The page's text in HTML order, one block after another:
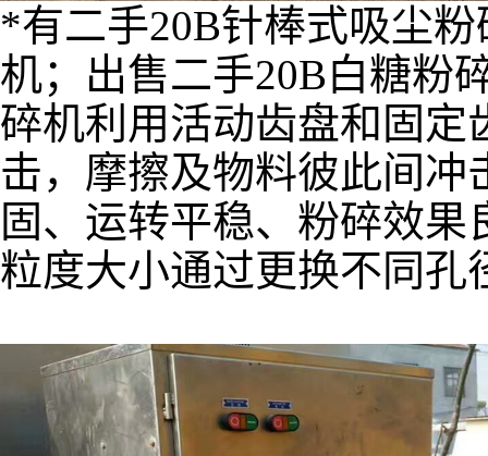
*有二手20B针棒式吸尘
机；出售二手20B白糖粉
碎机利用活动齿盘和固定
击，摩擦及物料彼此间
固、运转平稳、粉碎效
粒度大小通过更换不同孔